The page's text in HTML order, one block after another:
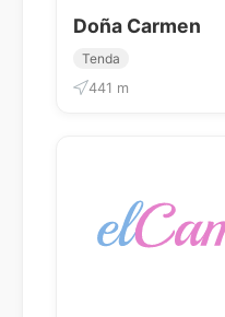
Doña Carmen
Tenda
441 m